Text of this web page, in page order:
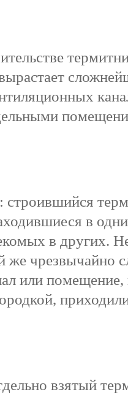
в
в других.
же чрезвычайно
или помещение,
взятый